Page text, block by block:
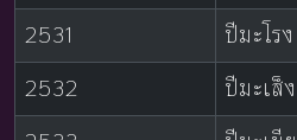
2531
ปีมะโรง
2532
ปีมะเส็ง